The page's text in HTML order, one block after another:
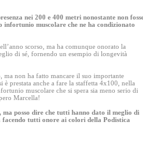
nei 200 e 400 metri nonostante non
infortunio muscolare che ne ha condizionato
scorso, ma ha comunque onorato la
di sé, fornendo un esempio di longevità
ma non ha fatto mancare il suo importante
prestata anche a fare la staffetta 4x100, nella
muscolare che si spera sia meno serio di
Marcella!
posso dire che tutti hanno dato il meglio di
tutti onore ai colori della Podistica